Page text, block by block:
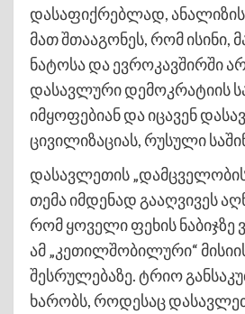
დასაფიქრებლად,
მათ შთააგონეს, რომ ისინი,
ნატოსა და ევროკავშირში
დასავლური დემოკრატიის
იმყოფებიან და იცავენ
ცივილიზაციას, რუსული
დასავლეთის
თემა იმდენად გააღვივეს
რომ ყოველი ფეხის ნაბიჯზე
ამ „კეთილშობილური“
შესრულებაზე. ტრიო
ხარობს, როდესაც